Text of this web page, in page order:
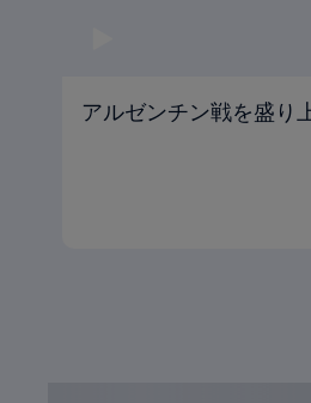
アルゼンチン戦を盛り